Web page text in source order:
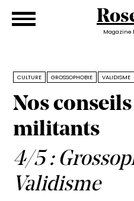
CULTURE GROSSOPHOBIE VALIDISME
Nos
militants
4/5 :
Validisme